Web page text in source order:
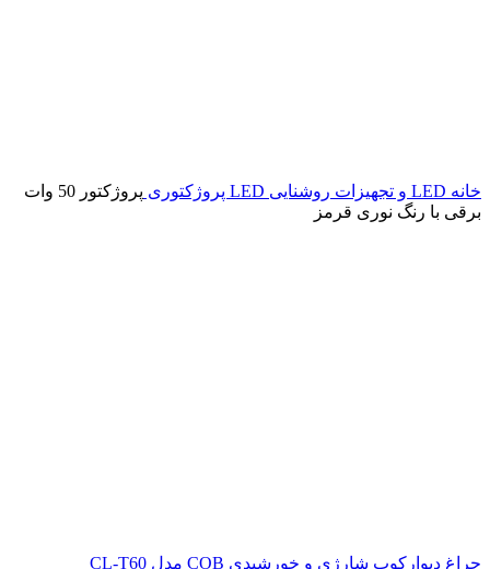
خانه LED و تجهیزات روشنایی LED پروژکتوری
پروژکتور 50 وات
برقی با رنگ نوری قرمز
چراغ دیوارکوب شارژی و خورشیدی COB مدل CL-T60